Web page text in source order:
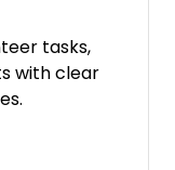
tasks,
with clear